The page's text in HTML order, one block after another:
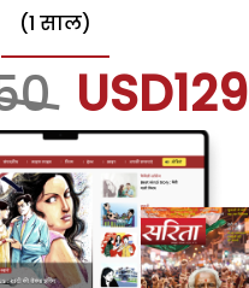
(1 साल)
USD129